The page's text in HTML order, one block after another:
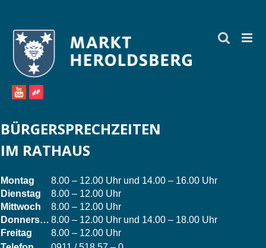
springen
BÜRGERSPRECHZEITEN
IM RATHAUS
Montag
8.00 – 12.00 Uhr und 14.00 – 16.00 Uhr
Dienstag
8.00 – 12.00 Uhr
Mittwoch
8.00 – 12.00 Uhr
Donnerstag 8.00 – 12.00 Uhr und 14.00 – 18.00 Uhr
Freitag
8.00 – 12.00 Uhr